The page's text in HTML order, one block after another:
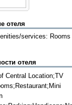
отеля
services:
отеля
Central Location;TV